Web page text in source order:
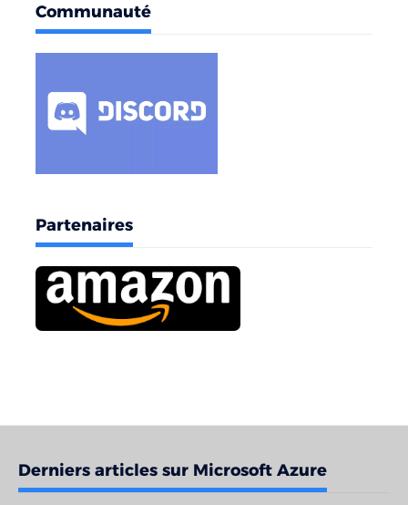
Communauté
Partenaires
Derniers articles sur Microsoft Azure